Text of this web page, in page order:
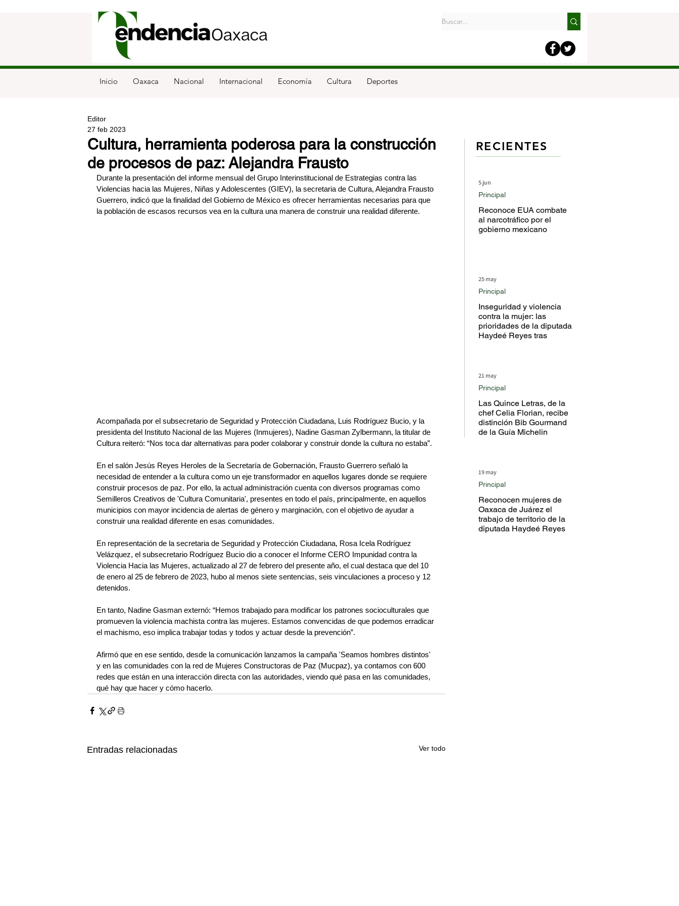
Inicio Oaxaca Nacional Internacional Economía Cultura Deportes
Cultura, herramienta poderosa para la construcción
de procesos de paz: Alejandra Frausto
Editor
27 feb 2023
Durante la presentación del informe mensual del Grupo Interinstitucional de Estrategias contra las
Violencias hacia las Mujeres, Niñas y Adolescentes (GIEV), la secretaria de Cultura, Alejandra Frausto
Guerrero, indicó que la finalidad del Gobierno de México es ofrecer herramientas necesarias para que
la población de escasos recursos vea en la cultura una manera de construir una realidad diferente.
Acompañada por el subsecretario de Seguridad y Protección Ciudadana, Luis Rodríguez Bucio, y la
presidenta del Instituto Nacional de las Mujeres (Inmujeres), Nadine Gasman Zylbermann, la titular de
Cultura reiteró: “Nos toca dar alternativas para poder colaborar y construir donde la cultura no estaba”.
En el salón Jesús Reyes Heroles de la Secretaría de Gobernación, Frausto Guerrero señaló la
necesidad de entender a la cultura como un eje transformador en aquellos lugares donde se requiere
construir procesos de paz. Por ello, la actual administración cuenta con diversos programas como
Semilleros Creativos de 'Cultura Comunitaria', presentes en todo el país, principalmente, en aquellos
municipios con mayor incidencia de alertas de género y marginación, con el objetivo de ayudar a
construir una realidad diferente en esas comunidades.
En representación de la secretaria de Seguridad y Protección Ciudadana, Rosa Icela Rodríguez
Velázquez, el subsecretario Rodríguez Bucio dio a conocer el Informe CERO Impunidad contra la
Violencia Hacia las Mujeres, actualizado al 27 de febrero del presente año, el cual destaca que del 10
de enero al 25 de febrero de 2023, hubo al menos siete sentencias, seis vinculaciones a proceso y 12
detenidos.
En tanto, Nadine Gasman externó: “Hemos trabajado para modificar los patrones socioculturales que
promueven la violencia machista contra las mujeres. Estamos convencidas de que podemos erradicar
el machismo, eso implica trabajar todas y todos y actuar desde la prevención”.
Afirmó que en ese sentido, desde la comunicación lanzamos la campaña 'Seamos hombres distintos'
y en las comunidades con la red de Mujeres Constructoras de Paz (Mucpaz), ya contamos con 600
redes que están en una interacción directa con las autoridades, viendo qué pasa en las comunidades,
qué hay que hacer y cómo hacerlo.
Entradas relacionadas Ver todo
Reconoce EUA combate
al narcotráfico por el
gobierno mexicano
Principal
5 jun
Inseguridad y violencia
contra la mujer: las
prioridades de la diputada
Haydeé Reyes tras
Principal
25 may
Las Quince Letras, de la
chef Celia Florian, recibe
distinción Bib Gourmand
de la Guía Michelin
Principal
21 may
Reconocen mujeres de
Oaxaca de Juárez el
trabajo de territorio de la
diputada Haydeé Reyes
Principal
19 may
RECIENTES